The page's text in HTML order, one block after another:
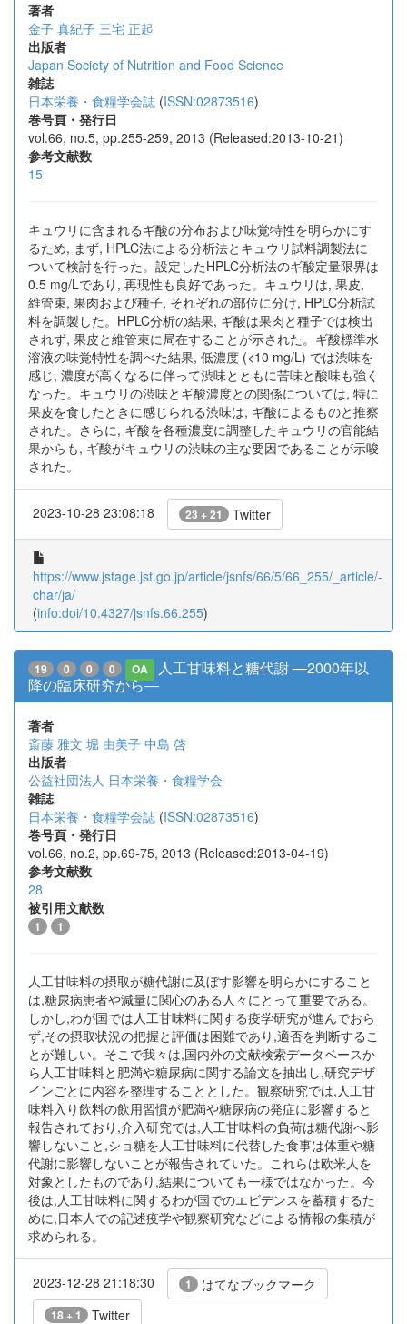
著者
金子 真紀子 三宅 正起
出版者
Japan Society of Nutrition and Food Science
雑誌
日本栄養・食糧学会誌 (ISSN:02873516)
巻号頁・発行日
vol.66, no.5, pp.255-259, 2013 (Released:2013-10-21)
参考文献数
15
キュウリに含まれるギ酸の分布および味覚特性を明らかにす
るため, まず, HPLC法による分析法とキュウリ試料調製法に
ついて検討を行った。設定したHPLC分析法のギ酸定量限界は
0.5 mg/Lであり, 再現性も良好であった。キュウリは, 果皮,
維管束, 果肉および種子, それぞれの部位に分け, HPLC分析試
料を調製した。HPLC分析の結果, ギ酸は果肉と種子では検出
されず, 果皮と維管束に局在することが示された。ギ酸標準水
溶液の味覚特性を調べた結果, 低濃度 (<10 mg/L) では渋味を
感じ, 濃度が高くなるに伴って渋味とともに苦味と酸味も強く
なった。キュウリの渋味とギ酸濃度との関係については, 特に
果皮を食したときに感じられる渋味は, ギ酸によるものと推察
された。さらに, ギ酸を各種濃度に調整したキュウリの官能結
果からも, ギ酸がキュウリの渋味の主な要因であることが示唆
された。
2023-10-28 23:08:18 23 + 21 Twitter
https://www.jstage.jst.go.jp/article/jsnfs/66/5/66_255/_article/-
char/ja/
(info:doi/10.4327/jsnfs.66.255)
19 0 0 0 OA
人工甘味料と糖代謝 ―2000年以
降の臨床研究から―
著者
斎藤 雅文 堀 由美子 中島 啓
出版者
公益社団法人 日本栄養・食糧学会
雑誌
日本栄養・食糧学会誌 (ISSN:02873516)
巻号頁・発行日
vol.66, no.2, pp.69-75, 2013 (Released:2013-04-19)
参考文献数
28
被引用文献数
1 1
人工甘味料の摂取が糖代謝に及ぼす影響を明らかにすること
は,糖尿病患者や減量に関心のある人々にとって重要である。
しかし,わが国では人工甘味料に関する疫学研究が進んでおら
ず,その摂取状況の把握と評価は困難であり,適否を判断するこ
とが難しい。そこで我々は,国内外の文献検索データベースか
ら人工甘味料と肥満や糖尿病に関する論文を抽出し,研究デザ
インごとに内容を整理することとした。観察研究では,人工甘
味料入り飲料の飲用習慣が肥満や糖尿病の発症に影響すると
報告されており,介入研究では,人工甘味料の負荷は糖代謝へ影
響しないこと,ショ糖を人工甘味料に代替した食事は体重や糖
代謝に影響しないことが報告されていた。これらは欧米人を
対象としたものであり,結果についても一様ではなかった。今
後は,人工甘味料に関するわが国でのエビデンスを蓄積するた
めに,日本人での記述疫学や観察研究などによる情報の集積が
求められる。
2023-12-28 21:18:30 1 はてなブックマーク
18 + 1 Twitter